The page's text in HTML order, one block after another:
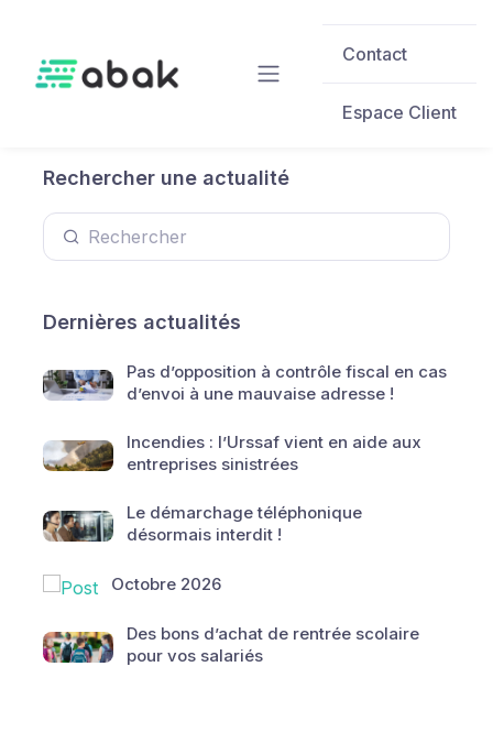
Contact
Espace Client
Rechercher une actualité
Dernières actualités
Pas d’opposition à contrôle fiscal en cas
d’envoi à une mauvaise adresse !
Incendies : l’Urssaf vient en aide aux
entreprises sinistrées
Le démarchage téléphonique
désormais interdit !
Octobre 2026
Des bons d’achat de rentrée scolaire
pour vos salariés